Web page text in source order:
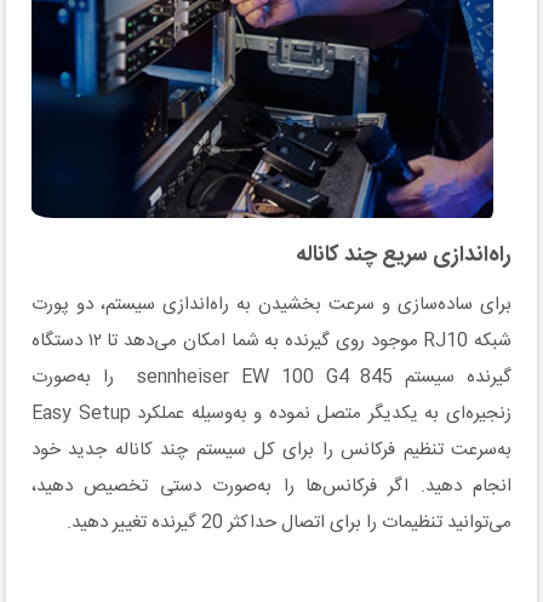
راه‌اندازی سریع چند کاناله
برای ساده‌سازی و سرعت بخشیدن به راه‌اندازی سیستم، دو پورت
شبکه RJ10 موجود روی گیرنده به شما امکان می‌دهد تا ۱۲ دستگاه
گیرنده سیستم sennheiser EW 100 G4 845 را به‌صورت
زنجیره‌ای به یکدیگر متصل نموده و به‌وسیله عملکرد Easy Setup
به‌سرعت تنظیم فرکانس را برای کل سیستم چند کاناله جدید خود
انجام دهید. اگر فرکانس‌ها را به‌صورت دستی تخصیص دهید،
می‌توانید تنظیمات را برای اتصال حداکثر 20 گیرنده تغییر دهید.